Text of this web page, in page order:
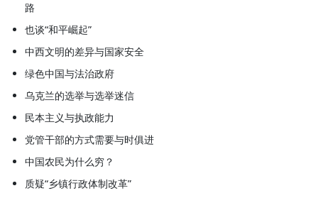
路
也谈“和平崛起”
中西文明的差异与国家安全
绿色中国与法治政府
乌克兰的选举与选举迷信
民本主义与执政能力
党管干部的方式需要与时俱进
中国农民为什么穷？
质疑“乡镇行政体制改革”